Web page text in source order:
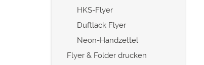
HKS-Flyer
Duftlack Flyer
Neon-Handzettel
Flyer & Folder drucken